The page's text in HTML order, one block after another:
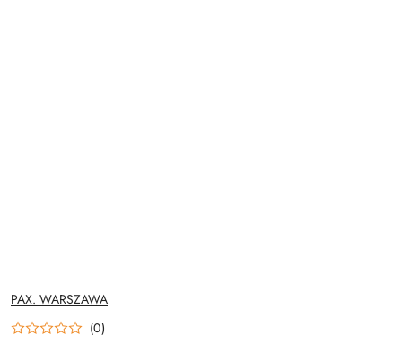
NAZWA
PRODUCENTA:
PAX. WARSZAWA
(0)